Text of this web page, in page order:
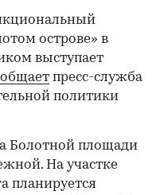
острове» в
выступает
пресс-служба
политики
Болотной площади
На участке
планируется